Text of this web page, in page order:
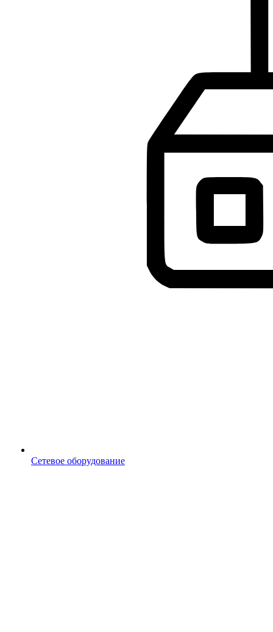
Сетевое оборудование